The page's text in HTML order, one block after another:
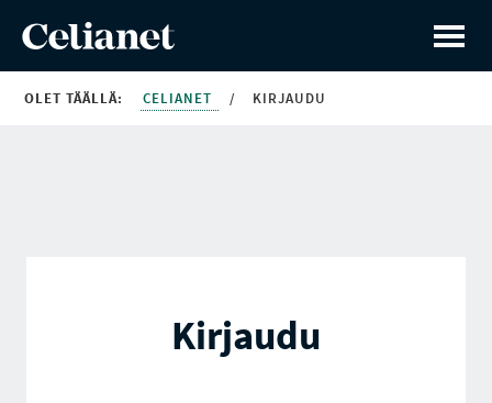
OLET TÄÄLLÄ: CELIANET / KIRJAUDU
Kirjaudu